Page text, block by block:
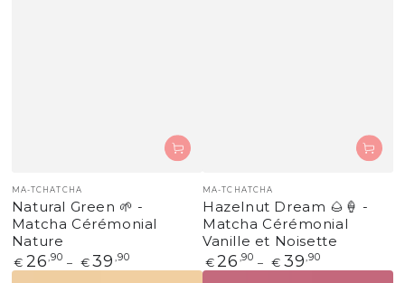
Fournisseur:
MA-TCHATCHA
Natural Green 🌱 -
Matcha Cérémonial
Nature
Prix
normal
€ 26,90 € 39 ,90
Fournisseur:
MA-TCHATCHA
Hazelnut Dream 🌰🍦 -
Matcha Cérémonial
Vanille et Noisette
Prix
normal
€ 26 ,90 € 39,90